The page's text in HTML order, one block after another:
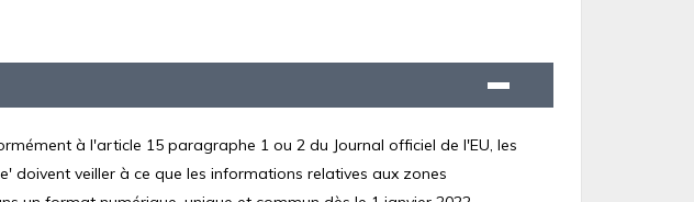
à l'article 15 paragraphe 1 ou 2 du Journal officiel de l'EU, les
doivent veiller à ce que les informations relatives aux zones